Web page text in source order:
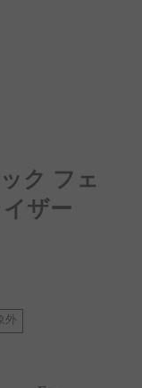
ク フェ
ザー
外